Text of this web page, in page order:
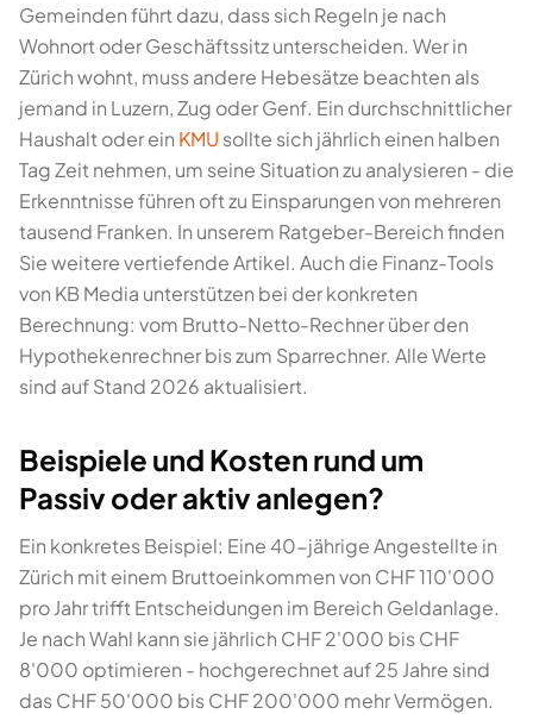
Gemeinden führt dazu, dass sich Regeln je nach
Wohnort oder Geschäftssitz unterscheiden. Wer in
Zürich wohnt, muss andere Hebesätze beachten als
jemand in Luzern, Zug oder Genf. Ein durchschnittlicher
Haushalt oder ein KMU sollte sich jährlich einen halben
Tag Zeit nehmen, um seine Situation zu analysieren - die
Erkenntnisse führen oft zu Einsparungen von mehreren
tausend Franken. In unserem Ratgeber-Bereich finden
Sie weitere vertiefende Artikel. Auch die Finanz-Tools
von KB Media unterstützen bei der konkreten
Berechnung: vom Brutto-Netto-Rechner über den
Hypothekenrechner bis zum Sparrechner. Alle Werte
sind auf Stand 2026 aktualisiert.
Beispiele und Kosten rund um
Passiv oder aktiv anlegen?
Ein konkretes Beispiel: Eine 40-jährige Angestellte in
Zürich mit einem Bruttoeinkommen von CHF 110'000
pro Jahr trifft Entscheidungen im Bereich Geldanlage.
Je nach Wahl kann sie jährlich CHF 2'000 bis CHF
8'000 optimieren - hochgerechnet auf 25 Jahre sind
das CHF 50'000 bis CHF 200'000 mehr Vermögen.